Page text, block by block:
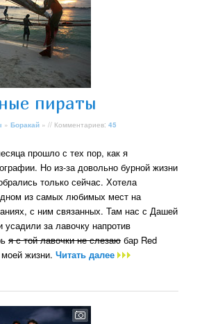
пираты
»Боракай » // Комментариев:45
прошло с тех пор, как я
Но из-за довольно бурной жизни
только сейчас. Хотела
из самых любимых мест на
с ним связанных. Там нас с Дашей
за лавочку напротив
я с той лавочки не слезаю бар Red
моей жизни.Читать далее